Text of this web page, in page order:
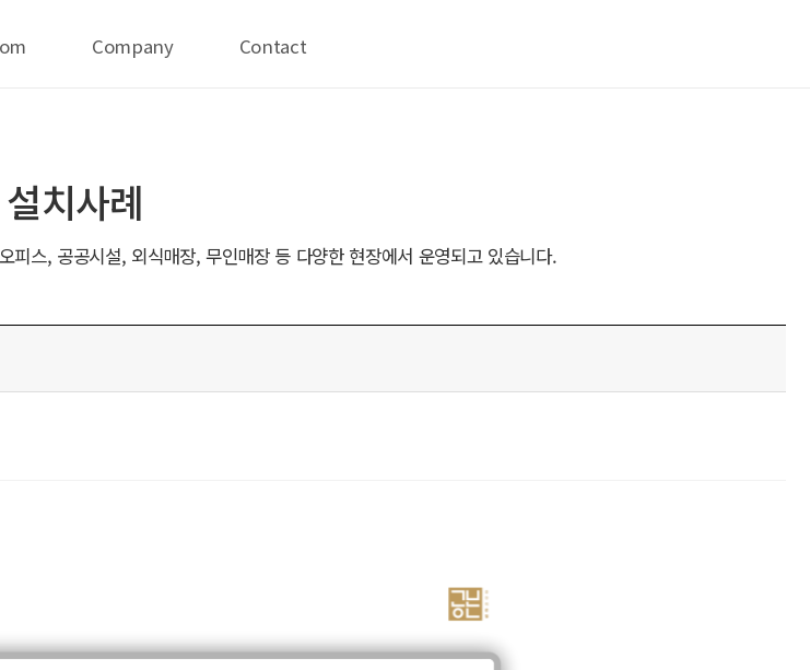
Company Contact
설치사례
피스, 공공시설, 외식매장, 무인매장 등 다양한 현장에서 운영되고 있습니다.